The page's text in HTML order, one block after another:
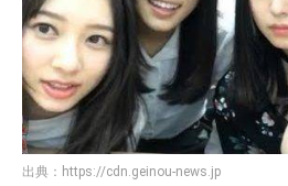
出典： https://cdn.geinou-news.jp